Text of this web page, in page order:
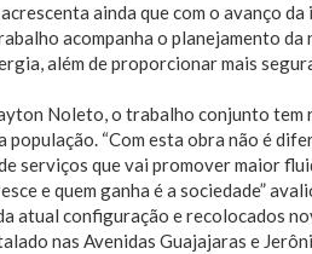
ainda que com o avanço
acompanha o planejamento
além de proporcionar mais
Noleto, o trabalho conjunto tem
“Com esta obra não é
serviços que vai promover maior
e quem ganha é a sociedade”
atual configuração e recolocados
nas Avenidas Guajajaras e